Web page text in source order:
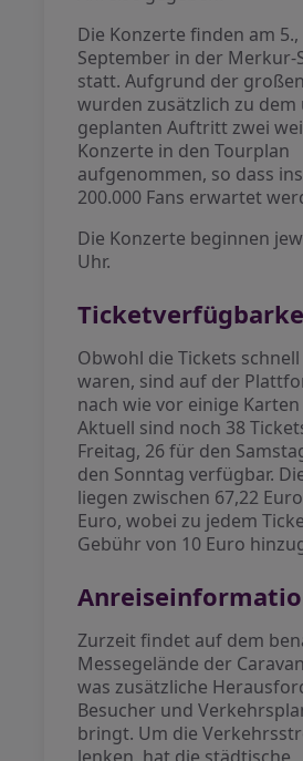
Die Konzerte finden am 5.,
September in der Merkur-
statt. Aufgrund der
wurden zusätzlich zu
geplanten Auftritt zwei
Konzerte in den Tourplan
aufgenommen, so dass
200.000 Fans erwartet
Die Konzerte beginnen
Uhr.
Obwohl die Tickets
waren, sind auf der
nach wie vor einige
Aktuell sind noch 38
Freitag, 26 für den
den Sonntag verfügbar.
liegen zwischen 67,22
Euro, wobei zu jedem
Gebühr von 10 Euro
Zurzeit findet auf dem
Messegelände der
was zusätzliche
Besucher und
bringt. Um die